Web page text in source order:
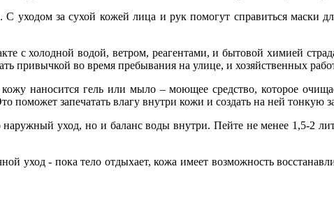
С уходом за сухой кожей лица и рук помогут справиться маски
с холодной водой, ветром, реагентами, и бытовой химией
привычкой во время пребывания на улице, и хозяйственных
наносится гель или мыло – моющее средство, которое
поможет запечатать влагу внутри кожи и создать на ней тонкую
уход, но и баланс воды внутри. Пейте не менее 1,5-2
уход - пока тело отдыхает, кожа имеет возможность